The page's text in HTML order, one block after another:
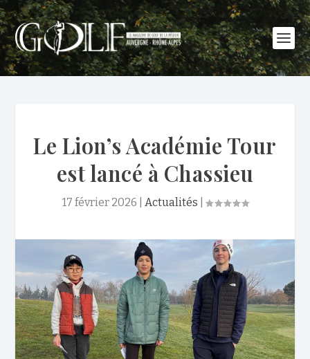
Le Lion’s Académie Tour
est lancé à Chassieu
17 février 2026 Actualités